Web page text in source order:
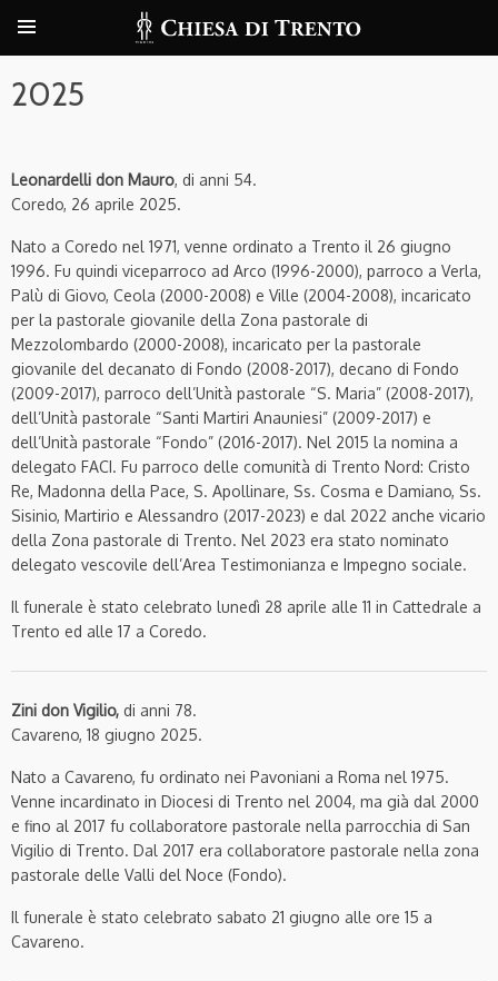
2025
Leonardelli don Mauro, di anni 54.
Coredo, 26 aprile 2025.
Nato a Coredo nel 1971, venne ordinato a Trento il 26 giugno
1996. Fu quindi viceparroco ad Arco (1996-2000), parroco a Verla,
Palù di Giovo, Ceola (2000-2008) e Ville (2004-2008), incaricato
per la pastorale giovanile della Zona pastorale di
Mezzolombardo (2000-2008), incaricato per la pastorale
giovanile del decanato di Fondo (2008-2017), decano di Fondo
(2009-2017), parroco dell’Unità pastorale “S. Maria” (2008-2017),
dell’Unità pastorale “Santi Martiri Anauniesi” (2009-2017) e
dell’Unità pastorale “Fondo” (2016-2017). Nel 2015 la nomina a
delegato FACI. Fu parroco delle comunità di Trento Nord: Cristo
Re, Madonna della Pace, S. Apollinare, Ss. Cosma e Damiano, Ss.
Sisinio, Martirio e Alessandro (2017-2023) e dal 2022 anche vicario
della Zona pastorale di Trento. Nel 2023 era stato nominato
delegato vescovile dell’Area Testimonianza e Impegno sociale.
Il funerale è stato celebrato lunedì 28 aprile alle 11 in Cattedrale a
Trento ed alle 17 a Coredo.
Zini don Vigilio, di anni 78.
Cavareno, 18 giugno 2025.
Nato a Cavareno, fu ordinato nei Pavoniani a Roma nel 1975.
Venne incardinato in Diocesi di Trento nel 2004, ma già dal 2000
e fino al 2017 fu collaboratore pastorale nella parrocchia di San
Vigilio di Trento. Dal 2017 era collaboratore pastorale nella zona
pastorale delle Valli del Noce (Fondo).
Il funerale è stato celebrato sabato 21 giugno alle ore 15 a
Cavareno.